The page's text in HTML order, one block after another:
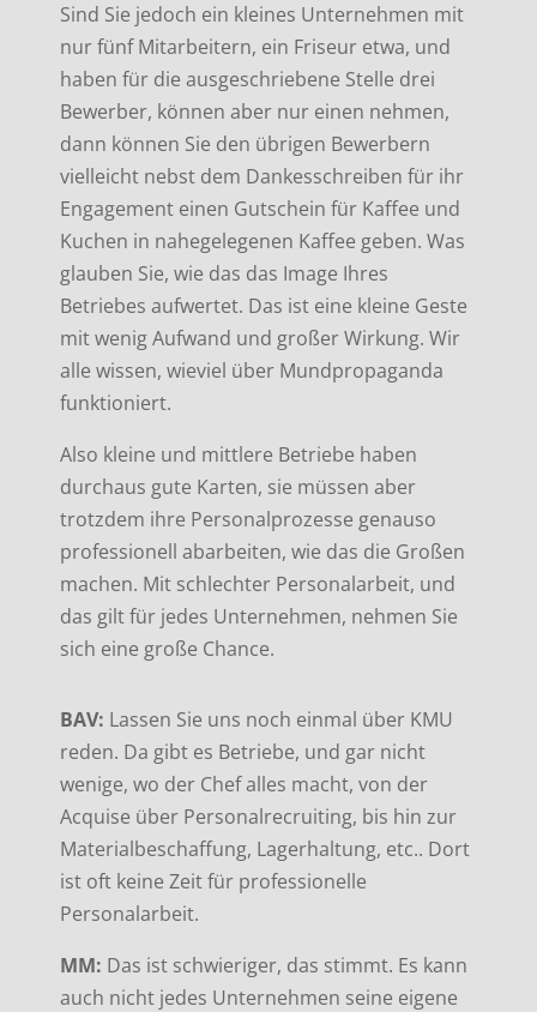
Sind Sie jedoch ein kleines Unternehmen mit
nur fünf Mitarbeitern, ein Friseur etwa, und
haben für die ausgeschriebene Stelle drei
Bewerber, können aber nur einen nehmen,
dann können Sie den übrigen Bewerbern
vielleicht nebst dem Dankesschreiben für ihr
Engagement einen Gutschein für Kaffee und
Kuchen in nahegelegenen Kaffee geben. Was
glauben Sie, wie das das Image Ihres
Betriebes aufwertet. Das ist eine kleine Geste
mit wenig Aufwand und großer Wirkung. Wir
alle wissen, wieviel über Mundpropaganda
funktioniert.
Also kleine und mittlere Betriebe haben
durchaus gute Karten, sie müssen aber
trotzdem ihre Personalprozesse genauso
professionell abarbeiten, wie das die Großen
machen. Mit schlechter Personalarbeit, und
das gilt für jedes Unternehmen, nehmen Sie
sich eine große Chance.
BAV: Lassen Sie uns noch einmal über KMU
reden. Da gibt es Betriebe, und gar nicht
wenige, wo der Chef alles macht, von der
Acquise über Personalrecruiting, bis hin zur
Materialbeschaffung, Lagerhaltung, etc.. Dort
ist oft keine Zeit für professionelle
Personalarbeit.
MM: Das ist schwieriger, das stimmt. Es kann
auch nicht jedes Unternehmen seine eigene